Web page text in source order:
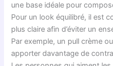
une base idéale pour
Pour un look équilibré, il est
plus claire afin d’éviter un
Par exemple, un pull crème
apporter davantage de